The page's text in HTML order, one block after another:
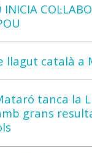
llagut català a
tanca la
grans